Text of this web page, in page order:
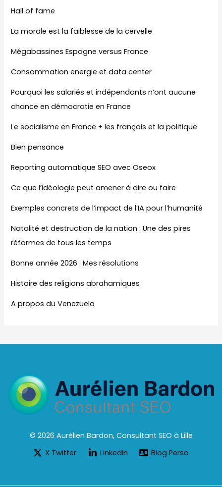
Hall of fame
La morale est la faiblesse de la cervelle
Mégabassines Espagne versus France
Consommation energie et data center
Pourquoi les salariés et indépendants n’ont aucune
chance en démocratie en France
Le socialisme en France + les français et la politique
Bien pensance
Reporting automatique SEO avec Oseox
Ce que l’idéologie peut amener à dire ou faire
Exemples concrets de l’impact de l’IA pour l’humanité
Natalité et destruction de la nation : Une des pires
réformes de tous les temps
Bonne année 2026 : Mes résolutions
Histoire des religions abrahamiques
A propos du Venezuela
© 2026 Aurélien Bardon, Consultant SEO à Lille
X Twitter
LinkedIn Blog Perso